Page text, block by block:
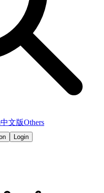
中文版Others
Login